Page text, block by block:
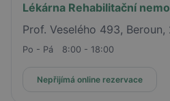
Lékárna Rehabilitační
Prof. Veselého 493,
Po - Pá 8:00 - 18:00
Nepřijímá online rezervace